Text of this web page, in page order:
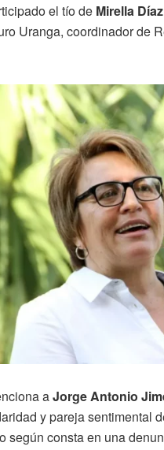
el tío de Mirella
Uranga, coordinador de
aJorge Antonio
y pareja sentimental
según consta en una